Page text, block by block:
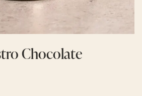
Chocolate